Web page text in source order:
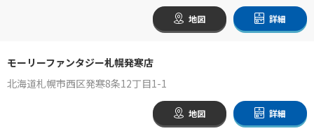
地図 詳細
モーリーファンタジー札幌発寒店
北海道札幌市西区発寒8条12丁目1-1
地図 詳細